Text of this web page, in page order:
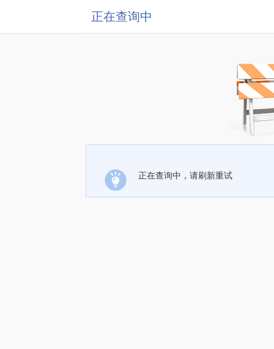
正在查询中
正在查询中，请刷新重试